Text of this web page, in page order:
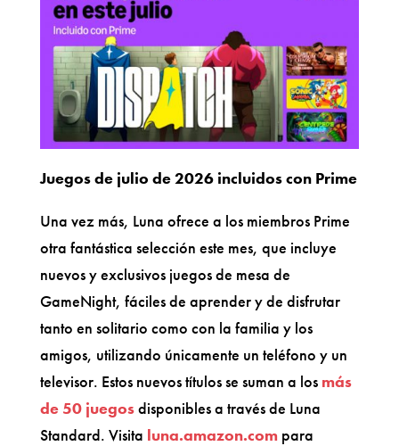
Juegos de julio de 2026 incluidos con Prime
Una vez más, Luna ofrece a los miembros Prime
otra fantástica selección este mes, que incluye
nuevos y exclusivos juegos de mesa de
GameNight, fáciles de aprender y de disfrutar
tanto en solitario como con la familia y los
amigos, utilizando únicamente un teléfono y un
televisor. Estos nuevos títulos se suman a los más
de 50 juegosdisponibles a través de Luna
Standard. Visita luna.amazon.compara